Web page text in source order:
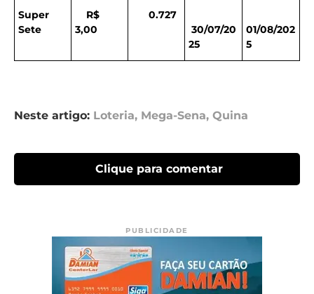
Super
Sete
R$
3,00
0.727
30/07/20
25
01/08/202
5
Neste artigo: Loteria, Mega-Sena, Quina
Clique para comentar
PUBLICIDADE